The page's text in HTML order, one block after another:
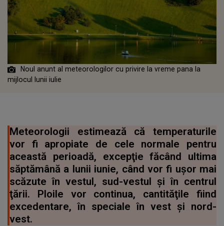
Noul anunt al meteorologilor cu privire la vreme pana la
mijlocul lunii iulie
Meteorologii estimează că temperaturile
vor fi apropiate de cele normale pentru
această perioadă, excepţie făcând ultima
săptămână a lunii iunie, când vor fi uşor mai
scăzute în vestul, sud-vestul şi în centrul
ţării. Ploile vor continua, cantităţile fiind
excedentare, în speciale în vest şi nord-
vest.